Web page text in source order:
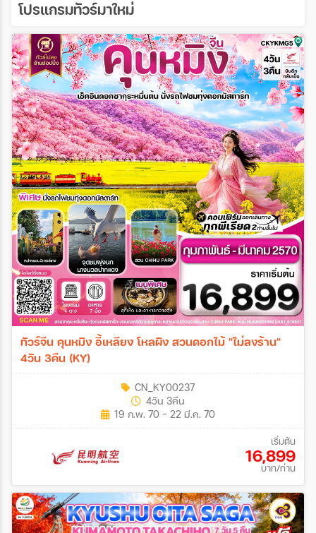
ค้นหา
โปรแกรมทัวร์มาใหม่
ทัวร์จีน คุนหมิง อี้เหลียง โหลผิง สวนดอกไม้ "ไม่ลงร้าน"
4วัน 3คืน (KY)
CN_KY00237
4วัน 3คืน
19 ก.พ. 70 - 22 มี.ค. 70
เริ่มต้น
16,899
บาท/ท่าน